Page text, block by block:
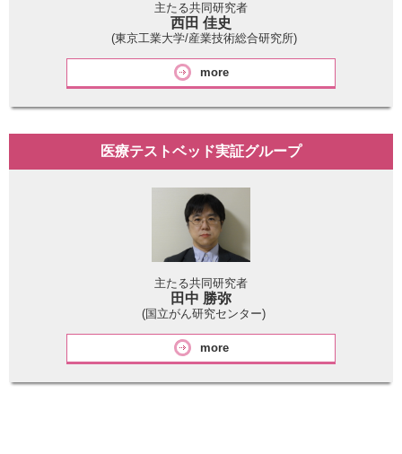
主たる共同研究者
西田 佳史
(東京工業大学/産業技術総合研究所)
more
医療テストベッド実証グループ
主たる共同研究者
田中 勝弥
(国立がん研究センター)
more